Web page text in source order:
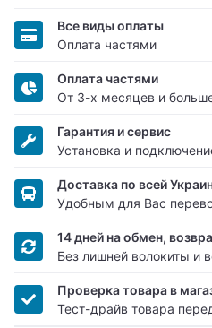
Все виды оплаты
Оплата частями
Оплата частями
От 3-х месяцев и
Гарантия и сервис
Установка и
Доставка по всей
Удобным для Вас
14 дней на обмен,
Без лишней волокиты и
Проверка товара в
Тест-драйв товара